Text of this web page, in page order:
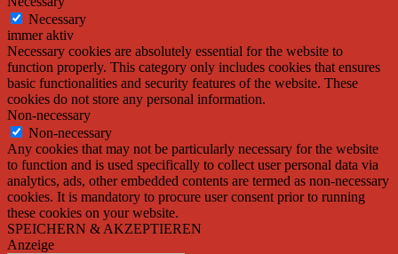
Necessary
immer aktiv
Necessary cookies are absolutely essential for the website to
function properly. This category only includes cookies that ensures
basic functionalities and security features of the website. These
cookies do not store any personal information.
Non-necessary
Non-necessary
Any cookies that may not be particularly necessary for the website
to function and is used specifically to collect user personal data via
analytics, ads, other embedded contents are termed as non-necessary
cookies. It is mandatory to procure user consent prior to running
these cookies on your website.
SPEICHERN & AKZEPTIEREN
Anzeige